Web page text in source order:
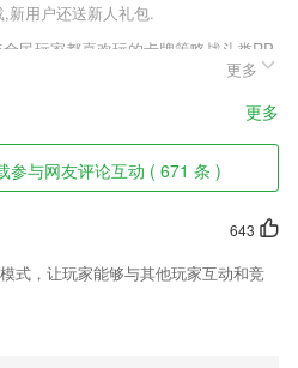
新用户还送新人礼包.
民玩家都喜欢玩的卡牌策略战斗类RP
元素融入其中，跌宕起伏的剧情故事，
的回合制对战，带领玩家进入不一样的
录版v2.9.7这款游戏的玩家千万不要
。
色
更多
更多
参与网友评论互动 ( 671 条 )
643
式，让玩家能够与其他玩家互动和竞